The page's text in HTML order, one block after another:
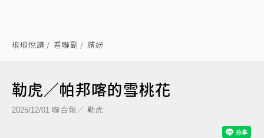
琅琅悅讀 看聯副 繽紛
勒虎／帕邦喀的雪桃花
2025/12/01 聯合報／ 勒虎